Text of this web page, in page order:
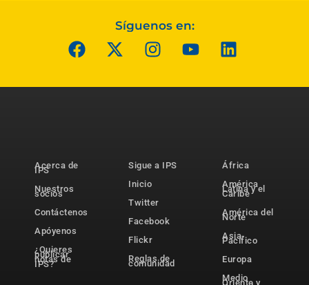
Síguenos en:
Acerca de
IPS
Nuestros
socios
Contáctenos
Apóyenos
¿Quieres
publicar
notas de
IPS?
Sigue a IPS
Inicio
Twitter
Facebook
Flickr
Reglas de
comunidad
África
América
Latina y el
Caribe
América del
Norte
Asia-
Pacífico
Europa
Medio
Oriente y